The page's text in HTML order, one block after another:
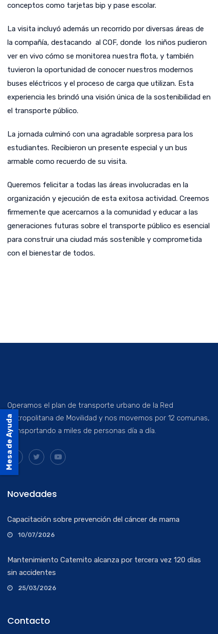
conceptos como tarjetas bip y pase escolar.
La visita incluyó además un recorrido por diversas áreas de
la compañía, destacando al COF, donde los niños pudieron
ver en vivo cómo se monitorea nuestra flota, y también
tuvieron la oportunidad de conocer nuestros modernos
buses eléctricos y el proceso de carga que utilizan. Esta
experiencia les brindó una visión única de la sostenibilidad en
el transporte público.
La jornada culminó con una agradable sorpresa para los
estudiantes. Recibieron un presente especial y un bus
armable como recuerdo de su visita.
Queremos felicitar a todas las áreas involucradas en la
organización y ejecución de esta exitosa actividad. Creemos
firmemente que acercarnos a la comunidad y educar a las
generaciones futuras sobre el transporte público es esencial
para construir una ciudad más sostenible y comprometida
con el bienestar de todos.
Operamos el plan de transporte urbano de la Red
Metropolitana de Movilidad y nos movemos por 12 comunas,
transportando a miles de personas día a día.
Novedades
Capacitación sobre prevención del cáncer de mama
10/07/2026
Mantenimiento Catemito alcanza por tercera vez 120 días
sin accidentes
25/03/2026
Contacto
Mesa de Ayuda